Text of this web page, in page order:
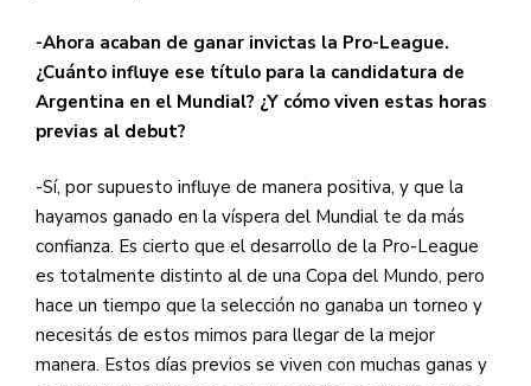
-Ahora acaban de ganar invictas la Pro-League.
¿Cuánto influye ese título para la candidatura de
Argentina en el Mundial? ¿Y cómo viven estas horas
previas al debut?
-Sí, por supuesto influye de manera positiva, y que la
hayamos ganado en la víspera del Mundial te da más
confianza. Es cierto que el desarrollo de la Pro-League
es totalmente distinto al de una Copa del Mundo, pero
hace un tiempo que la selección no ganaba un torneo y
necesitás de estos mimos para llegar de la mejor
manera. Estos días previos se viven con muchas ganas y